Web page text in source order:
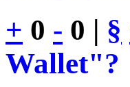
+ 0 - 0 | §
Wallet"?